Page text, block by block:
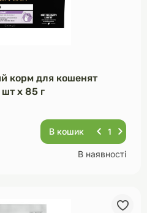
корм для кошенят
шт х 85 г
В кошик
В наявності